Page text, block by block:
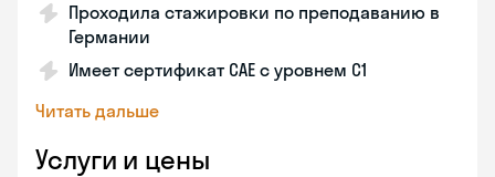
Проходила стажировки по преподаванию в
Германии
Имеет сертификат САЕ с уровнем С1
Читать дальше
Услуги и цены